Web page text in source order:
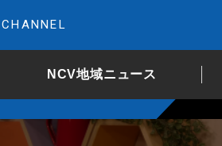
NCV地域ニュース